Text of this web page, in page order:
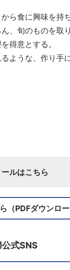
ら食に興味を持
、旬のものを取
得意とする。
ような、作り手
ルはこちら
（PDFダウンロ
公式SNS